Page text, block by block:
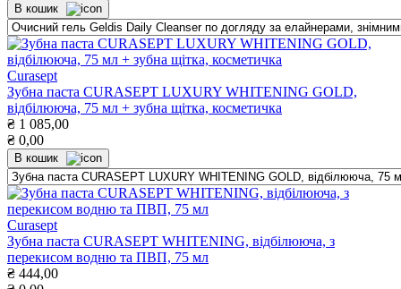
В кошик
Curasept
Зубна паста CURASEPT LUXURY WHITENING GOLD,
відбілююча, 75 мл + зубна щітка, косметичка
₴ 1 085,00
₴ 0,00
В кошик
Curasept
Зубна паста CURASEPT WHITENING, відбілююча, з
перекисом водню та ПВП, 75 мл
₴ 444,00